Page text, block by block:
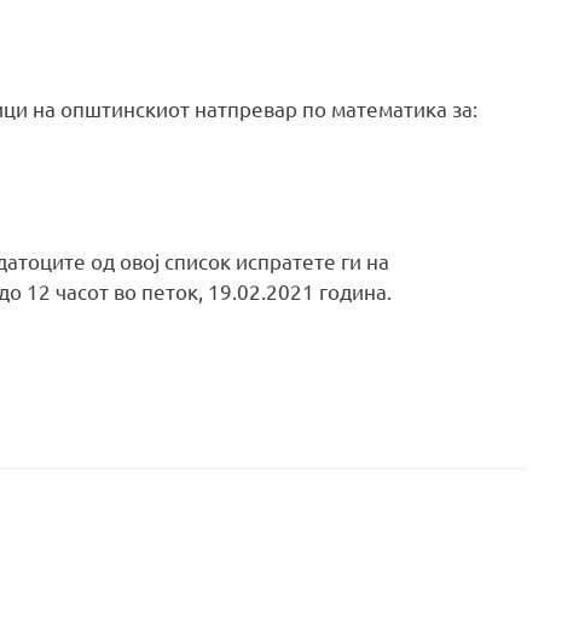
на општинскиот натпревар по математика за:
од овој список испратете ги на
12 часот во петок, 19.02.2021 година.